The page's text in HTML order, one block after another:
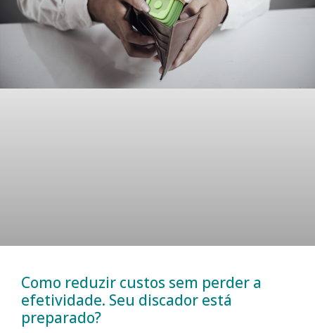
Como reduzir custos sem perder a
efetividade. Seu discador está
preparado?